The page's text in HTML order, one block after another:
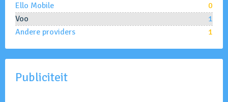
Ello Mobile
0
Voo
1
Andere providers
1
Publiciteit